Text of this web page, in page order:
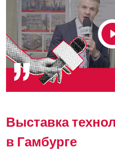
Выставка
в Гамбурге